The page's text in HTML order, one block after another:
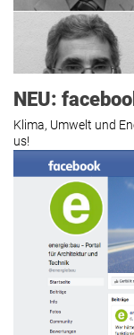
Hier geht’s zu allen
NEU:
Klima, Umwelt und
us!